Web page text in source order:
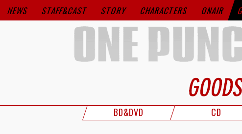
NEWS STAFF&CAST STORY CHARACTERS ONAIR
BD&DVD CD